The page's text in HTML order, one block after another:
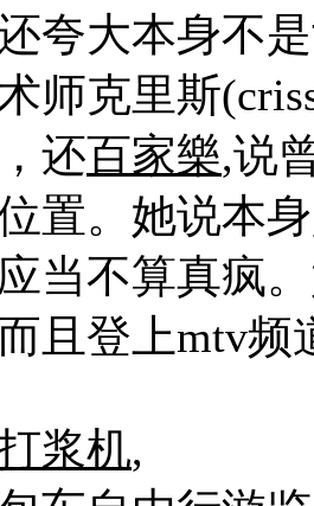
夸大本身不
师克里斯
还百家樂,说
置。她说本
当不算真疯
且登上mtv频
浆机,